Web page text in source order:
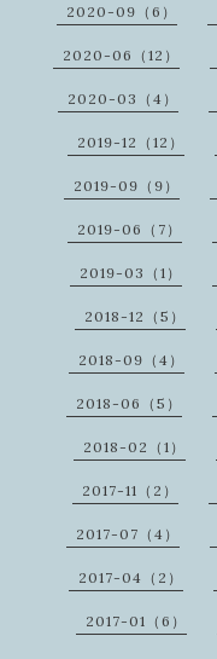
2020-09（6）
2020-06（12）
2020-03（4）
2019-12（12）
2019-09（9）
2019-06（7）
2019-03（1）
2018-12（5）
2018-09（4）
2018-06（5）
2018-02（1）
2017-11（2）
2017-07（4）
2017-04（2）
2017-01（6）